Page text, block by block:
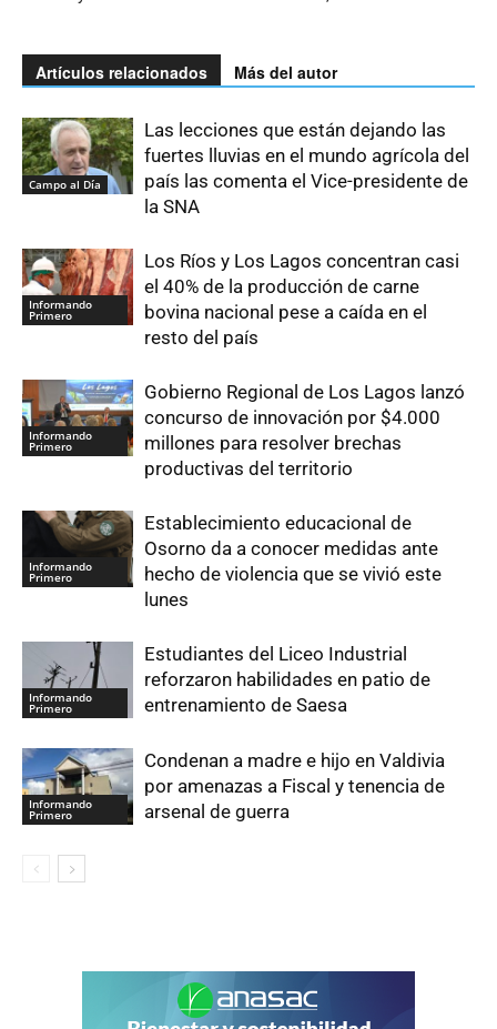
Artículos relacionados Más del autor
Campo al Día
Las lecciones que están dejando las
fuertes lluvias en el mundo agrícola del
país las comenta el Vice-presidente de
la SNA
Informando
Primero
Los Ríos y Los Lagos concentran casi
el 40% de la producción de carne
bovina nacional pese a caída en el
resto del país
Informando
Primero
Gobierno Regional de Los Lagos lanzó
concurso de innovación por $4.000
millones para resolver brechas
productivas del territorio
Informando
Primero
Establecimiento educacional de
Osorno da a conocer medidas ante
hecho de violencia que se vivió este
lunes
Informando
Primero
Estudiantes del Liceo Industrial
reforzaron habilidades en patio de
entrenamiento de Saesa
Informando
Primero
Condenan a madre e hijo en Valdivia
por amenazas a Fiscal y tenencia de
arsenal de guerra